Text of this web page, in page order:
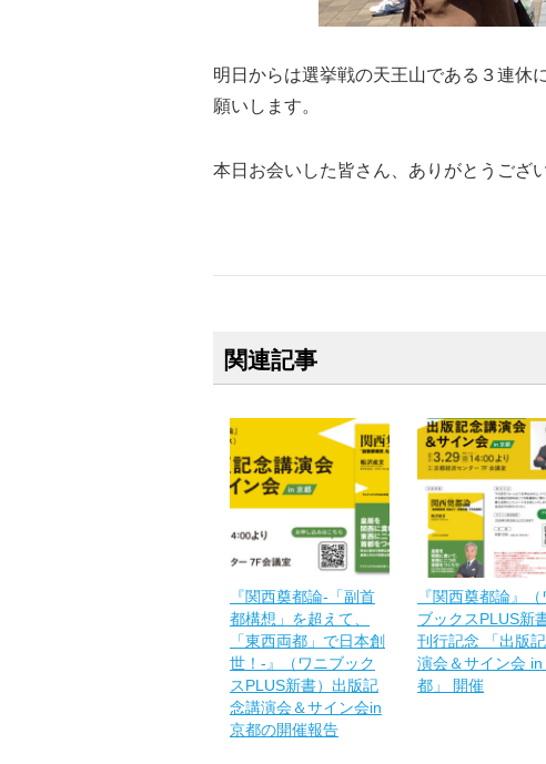
明日からは選挙戦の天王山である３連休
願いします。
本日お会いした皆さん、ありがとうござ
関連記事
『関西奠都論-「副首
都構想」を超えて、
「東西両都」で日本創
世！-』（ワニブック
スPLUS新書）出版記
念講演会＆サイン会in
京都の開催報告
『関西奠都論』（
ブックスPLUS新書
刊行記念 「出版
演会＆サイン会 in
都」 開催